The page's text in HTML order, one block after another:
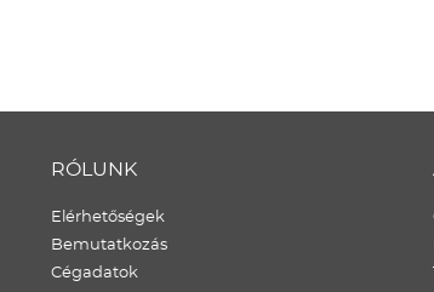
RÓLUNK
Elérhetőségek
Bemutatkozás
Cégadatok